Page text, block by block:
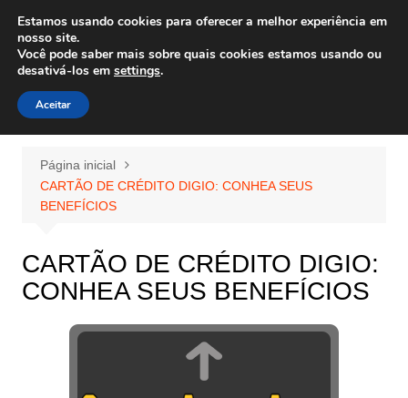
para
conteúdo
Wiley Wales
corais algas e vida marinha
Página inicial
CARTÃO DE CRÉDITO DIGIO: CONHEA SEUS
BENEFÍCIOS
CARTÃO DE CRÉDITO DIGIO:
CONHEA SEUS BENEFÍCIOS
Estamos usando cookies para oferecer a melhor experiência em
nosso site.
Você pode saber mais sobre quais cookies estamos usando ou
desativá-los em settings.
Aceitar